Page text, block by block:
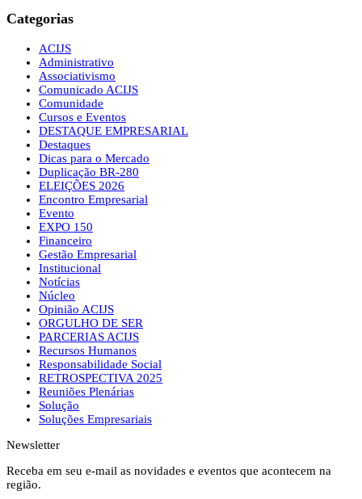
Categorias
ACIJS
Administrativo
Associativismo
Comunicado ACIJS
Comunidade
Cursos e Eventos
DESTAQUE EMPRESARIAL
Destaques
Dicas para o Mercado
Duplicação BR-280
ELEIÇÕES 2026
Encontro Empresarial
Evento
EXPO 150
Financeiro
Gestão Empresarial
Institucional
Notícias
Núcleo
Opinião ACIJS
ORGULHO DE SER
PARCERIAS ACIJS
Recursos Humanos
Responsabilidade Social
RETROSPECTIVA 2025
Reuniões Plenárias
Solução
Soluções Empresariais
Newsletter
Receba em seu e-mail as novidades e eventos que acontecem na
região.